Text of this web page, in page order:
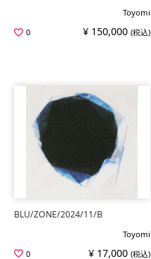
Toyomi
0
¥ 150,000 (税込)
BLU/ZONE/2024/11/B
Toyomi
0
¥ 17,000 (税込)